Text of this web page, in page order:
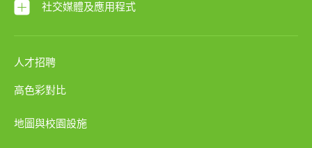
社交媒體及應用程式
人才招聘
高色彩對比
地圖與校園設施